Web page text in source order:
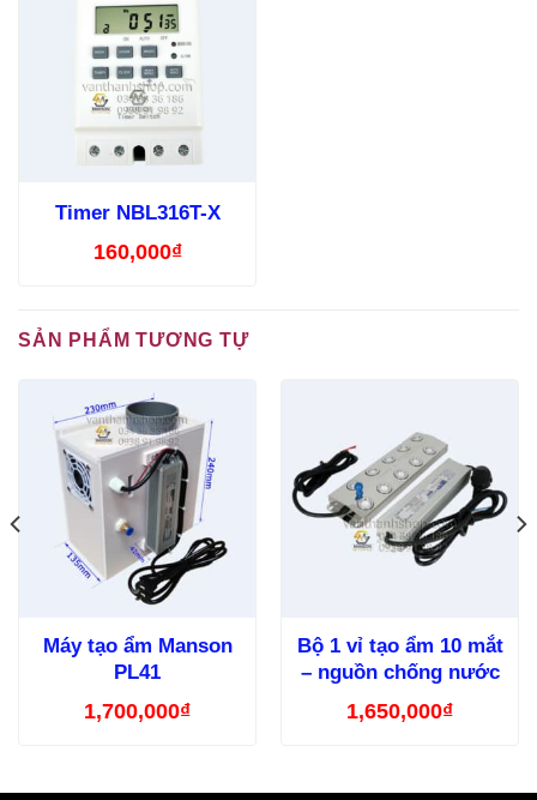
Timer NBL316T-X
160,000₫
SẢN PHẨM TƯƠNG TỰ
Máy tạo ẩm Manson
PL41
1,700,000₫
Bộ 1 vỉ tạo ẩm 10 mắt
– nguồn chống nước
1,650,000₫